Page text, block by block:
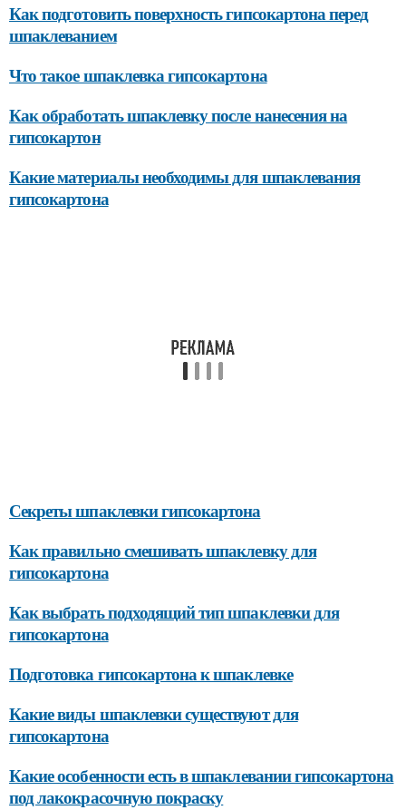
Как подготовить поверхность гипсокартона перед
шпаклеванием
Что такое шпаклевка гипсокартона
Как обработать шпаклевку после нанесения на
гипсокартон
Какие материалы необходимы для шпаклевания
гипсокартона
Секреты шпаклевки гипсокартона
Как правильно смешивать шпаклевку для
гипсокартона
Как выбрать подходящий тип шпаклевки для
гипсокартона
Подготовка гипсокартона к шпаклевке
Какие виды шпаклевки существуют для
гипсокартона
Какие особенности есть в шпаклевании гипсокартона
под лакокрасочную покраску